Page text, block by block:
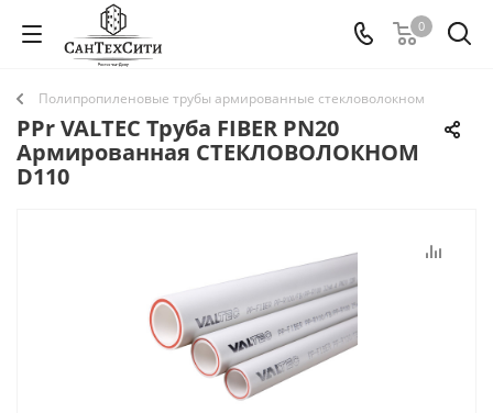
0
Полипропиленовые трубы армированные стекловолокном
PPr VALTEC Труба FIBER PN20
Армированная СТЕКЛОВОЛОКНОМ
D110